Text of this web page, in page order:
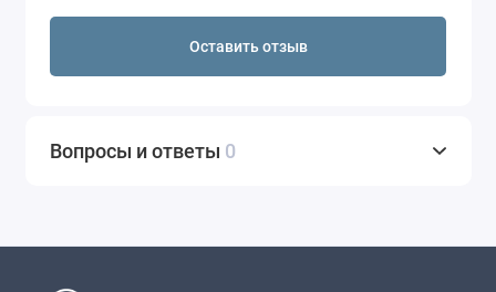
Оставить отзыв
Вопросы и ответы 0